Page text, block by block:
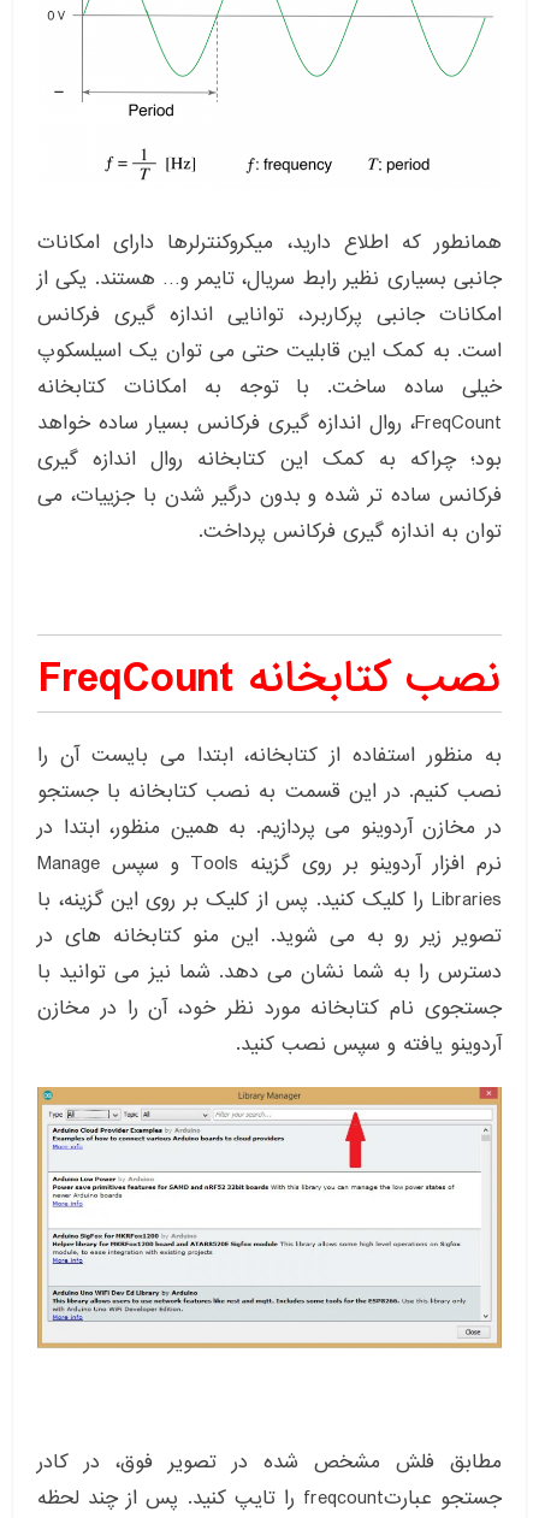
همانطور که اطلاع دارید، میکروکنترلرها دارای امکانات
جانبی بسیاری نظیر رابط سریال، تایمر و… هستند. یکی از
امکانات جانبی پرکاربرد، توانایی اندازه گیری فرکانس
است. به کمک این قابلیت حتی می توان یک اسیلسکوپ
خیلی ساده ساخت. با توجه به امکانات کتابخانه
FreqCount، روال اندازه گیری فرکانس بسیار ساده خواهد
بود؛ چراکه به کمک این کتابخانه روال اندازه گیری
فرکانس ساده تر شده و بدون درگیر شدن با جزییات، می
توان به اندازه گیری فرکانس پرداخت.
نصب کتابخانه FreqCount
به منظور استفاده از کتابخانه، ابتدا می بایست آن را
نصب کنیم. در این قسمت به نصب کتابخانه با جستجو
در مخازن آردوینو می پردازیم. به همین منظور، ابتدا در
نرم افزار آردوینو بر روی گزینه Tools و سپس Manage
Libraries را کلیک کنید. پس از کلیک بر روی این گزینه، با
تصویر زیر رو به می شوید. این منو کتابخانه های در
دسترس را به شما نشان می دهد. شما نیز می توانید با
جستجوی نام کتابخانه مورد نظر خود، آن را در مخازن
آردوینو یافته و سپس نصب کنید.
مطابق فلش مشخص شده در تصویر فوق، در کادر
جستجو عبارتfreqcount را تایپ کنید. پس از چند لحظه